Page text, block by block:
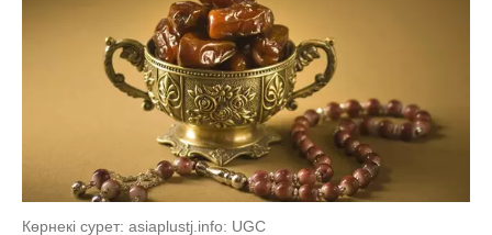
Көрнекі сурет: asiaplustj.infо: UGC